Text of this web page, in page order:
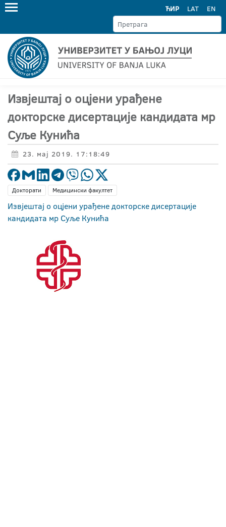
ЋИР LAT EN
Извјештај о оцјени урађене
докторске дисертације кандидата мр
Суље Кунића
23. мај 2019. 17:18:49
Докторати Медицински факултет
Извјештај о оцјени урађене докторске дисертације
кандидата мр Суље Кунића